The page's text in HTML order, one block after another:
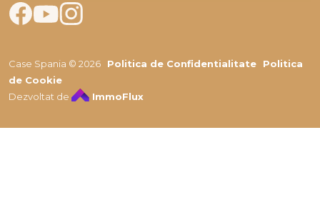
Case Spania © 2026 Politica de Confidentialitate
Politica
de Cookie
Dezvoltat de
ImmoFlux